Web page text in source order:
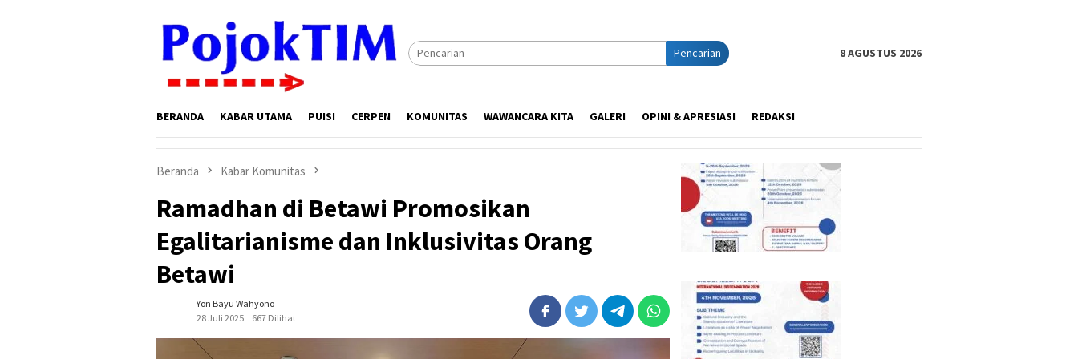
Pencarian
8 AGUSTUS 2026
BERANDA KABAR UTAMA PUISI CERPEN KOMUNITAS WAWANCARA KITA GALERI OPINI & APRESIASI REDAKSI
Beranda Kabar Komunitas
Ramadhan di Betawi Promosikan
Egalitarianisme dan Inklusivitas Orang
Betawi
Yon Bayu Wahyono
28 Juli 2025
667 Dilihat